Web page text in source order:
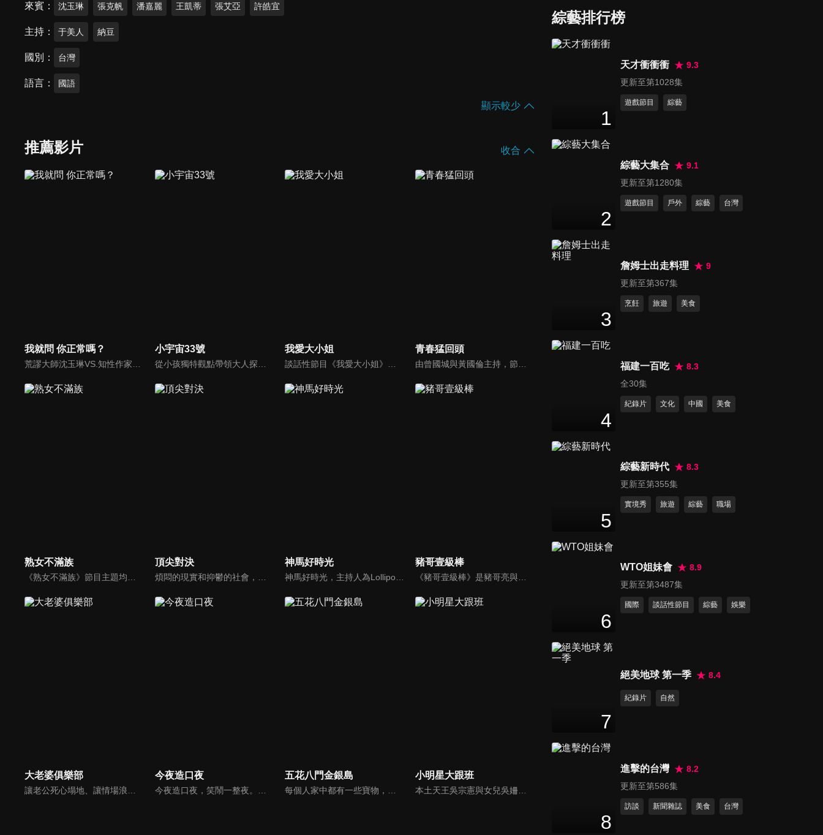
來賓 沈玉琳 張克帆 潘嘉麗 王凱蒂 張艾亞 許皓宜
主持 于美人 納豆
國別 台灣
語言 國語
顯示較少
推薦影片 收合
我就問 你正常嗎？ 小宇宙33號 我愛大小姐 青春猛回頭
熟女不滿族 頂尖對決 神馬好時光 豬哥壹級棒
《豬哥壹級棒》是豬哥亮與苗可麗主持的大型綜藝節目，看秀場天王豬哥亮獨特的豬式詼諧，增添了真性情、真感動，來賓分享自身感人故事，節目笑中帶淚猶如一場真情三溫暖。
大老婆俱樂部
讓老公死心塌地、讓情場浪子甘心變成溫馴乖貓的女人們究竟有什麼驚人法寶？犀利又不失詼諧的訪談功力，加上爆炸性的辛辣話題，是您絕對不能錯過的節目。狄鶯、屈中恆聯手主持談話新節目《大老婆俱樂部》，辣媽狄鶯加上好好先生屈中恆，規劃每集都會邀請名人夫婦來討論現代婚姻的問題。
今夜造口夜
今夜造口夜，笑鬧一整夜。以網路自製嘲諷節目走紅、在網路擁有廣大支持群眾和影響力的主播「視網膜」，藉此一揉合綜藝與喜劇之談話性節目，帶觀眾以輕鬆之方式，瞭解時下最熱門、最能引起共鳴的社會議題、現象和人物。 多元的切入角度、最輕鬆易懂的議題剖析、言論尺度不設限！
五花八門金銀島
每個人家中都有一些寶物，但是也許你把這些寶物當成廢物！不管是寶物還是廢物，快把它帶來金銀島變現金吧！節目邀請來賓分享與其寶物之間的故事，還會安排不同領域的「鑒定大師」來對物品進行估價，現場並有明星意見團，用一般收藏家的角度來給予意見。
小明星大跟班
本土天王吳宗憲與女兒吳姍儒（Sandy）搭檔主持，每集邀請來賓暢談演藝圈大小事，父女檔聯手笑果十足，老梗搭上新世代，最新組合強勢登場！
第37集 男人你再這樣做 就給我
72分鐘
第39集 沒有我追不到的男人!!
72 分鐘
72分鐘
第41集 謊言追追追 男人說謊技
第42集 男人給我注意點 誰說老
第44集 男女時尚品味差異大 突
擊檢查女明星衣櫃?!
婦 到底誰才是一家之主?!
第46集 女人幸福的第一步 掌握
第47集 神啊請幫幫我 讓我有求
72
第49集 傻傻真的有人愛?! 傻妹
子才是男人天菜
綜藝排行榜
1
天才衝衝衝
9.3
更新至第1028集
遊戲節目 綜藝
2
綜藝大集合
9.1
更新至第1280集
遊戲節目 戶外 綜藝 台灣
3
詹姆士出走料理
9
更新至第367集
烹飪 旅遊 美食
4
福建一百吃
8.3
全30集
紀錄片 文化 中國 美食
5
綜藝新時代
8.3
更新至第355集
實境秀 旅遊 綜藝 職場
6
WTO姐妹會
8.9
更新至第3487集
國際 談話性節目 綜藝 娛樂
7
絕美地球 第一季 8.4
紀錄片 自然
8
進擊的台灣
8.2
更新至第586集
訪談 新聞雜誌 美食 台灣